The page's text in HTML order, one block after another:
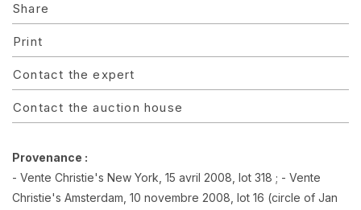
Share
Print
Contact the expert
Contact the auction house
Provenance :
- Vente Christie's New York, 15 avril 2008, lot 318 ; - Vente
Christie's Amsterdam, 10 novembre 2008, lot 16 (circle of Jan